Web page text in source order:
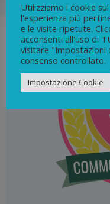
Utilizziamo i cookie
l'esperienza più
e le visite ripetute.
acconsenti all'uso di
visitare "Impostazioni
consenso controllato.
Impostazione Cookie